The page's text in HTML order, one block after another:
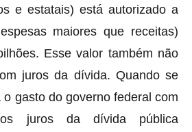
e estatais) está autorizado a
maiores que receitas)
Esse valor também não
juros da dívida. Quando se
gasto do governo federal com
juros da dívida pública